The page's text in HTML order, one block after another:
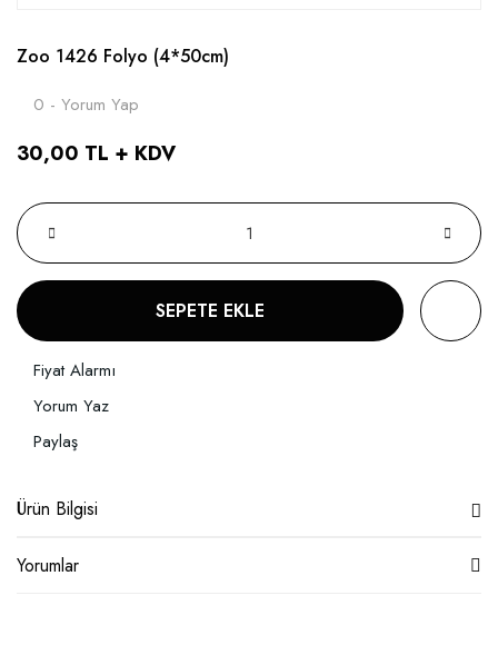
Zoo 1426 Folyo (4*50cm)
0 - Yorum Yap
30,00 TL + KDV
SEPETE EKLE
Fiyat Alarmı
Yorum Yaz
Paylaş
Ürün Bilgisi
Yorumlar